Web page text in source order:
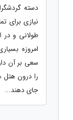
دسته
نیازی برای
طولانی و در
امروزه
سعی بر آن
را درون
جای دهند...